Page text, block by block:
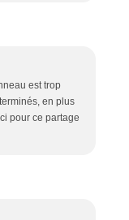
est trop
en plus
pour ce partage